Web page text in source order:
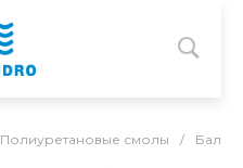
Полиуретановые смолы /